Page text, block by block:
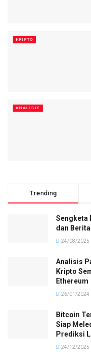
KRIPTO
ANALISIS
Trending
Sengketa
dan
24/08/2025
Analisis
Kripto
Ethereum
26/01/2024
Bitcoin
Siap
Prediksi
24/12/2025